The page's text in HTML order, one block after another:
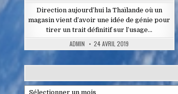
Direction aujourd’hui la Thaïlande où un
magasin vient d’avoir une idée de génie pour
tirer un trait définitif sur l’usage…
ADMIN 24 AVRIL 2019
Archives